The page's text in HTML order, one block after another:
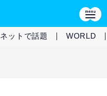
ネットで話題 WORLD